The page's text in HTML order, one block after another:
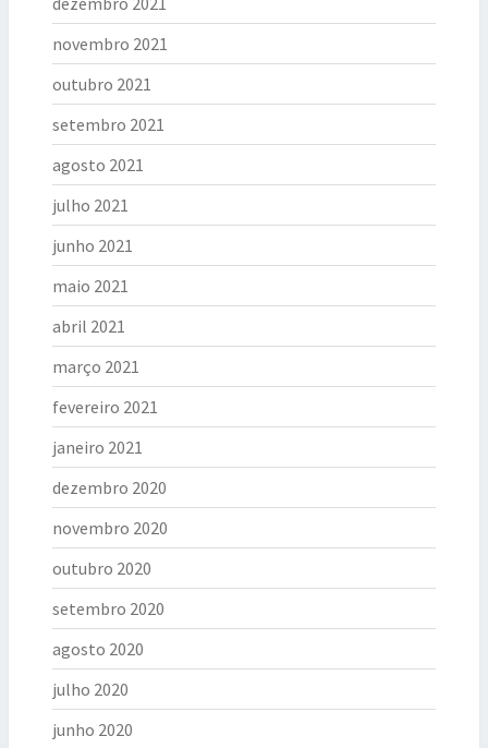
novembro 2021
outubro 2021
setembro 2021
agosto 2021
julho 2021
junho 2021
maio 2021
abril 2021
março 2021
fevereiro 2021
janeiro 2021
dezembro 2020
novembro 2020
outubro 2020
setembro 2020
agosto 2020
julho 2020
junho 2020